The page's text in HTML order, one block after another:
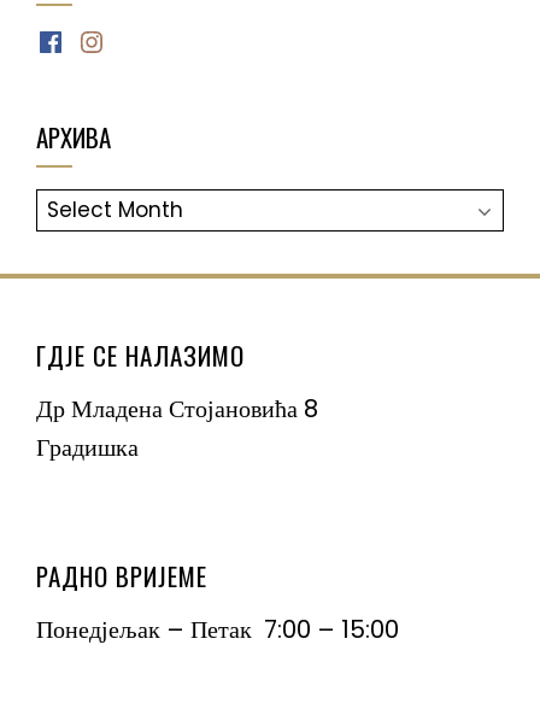
Facebook
Instagram
АРХИВА
АРХИВА
ГДЈЕ СЕ НАЛАЗИМО
Др Младена Стојановића 8
Градишка
РАДНО ВРИЈЕМЕ
Понедјељак – Петак 7:00 – 15:00